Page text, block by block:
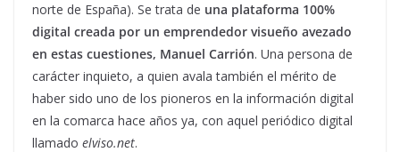
norte de España). Se trata de una plataforma 100%
digital creada por un emprendedor visueño avezado
en estas cuestiones, Manuel Carrión. Una persona de
carácter inquieto, a quien avala también el mérito de
haber sido uno de los pioneros en la información digital
en la comarca hace años ya, con aquel periódico digital
llamado elviso.net.